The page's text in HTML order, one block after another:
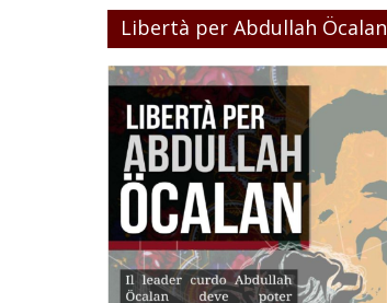
Libertà per Abdullah Öcalan